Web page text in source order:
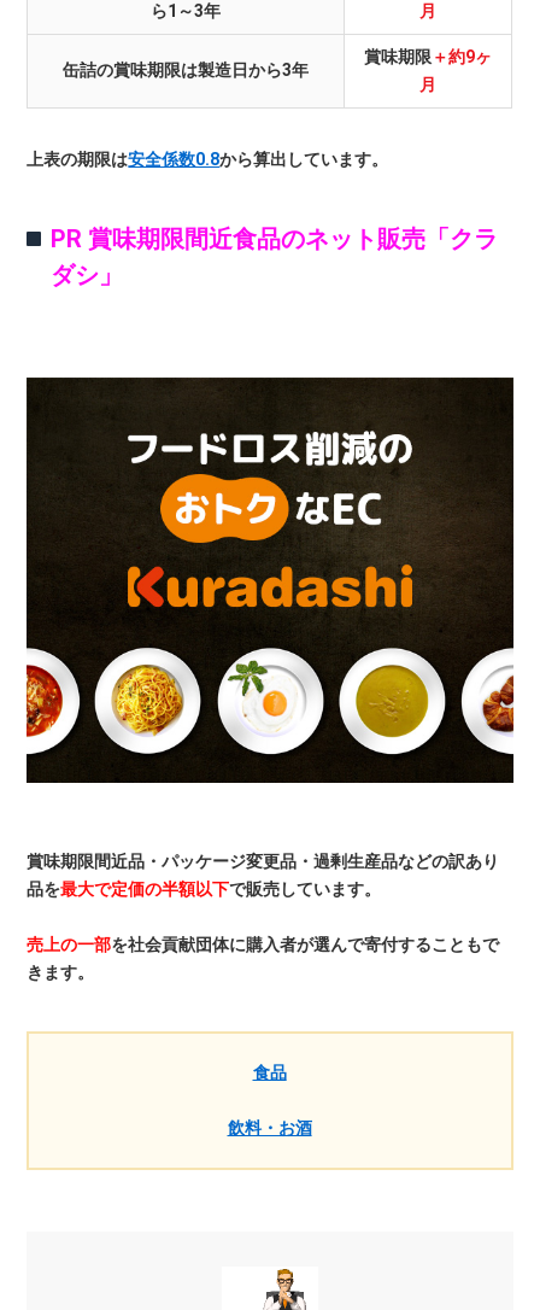
ら1～3年
月
缶詰の賞味期限は製造日から3年
賞味期限 ＋約9ヶ
月
上表の期限は安全係数0.8から算出しています。
PR 賞味期限間近食品のネット販売「クラ
ダシ」
賞味期限間近品・パッケージ変更品・過剰生産品などの訳あり
品を最大で定価の半額以下で販売しています。
売上の一部を社会貢献団体に購入者が選んで寄付することもで
きます。
食品
飲料・お酒